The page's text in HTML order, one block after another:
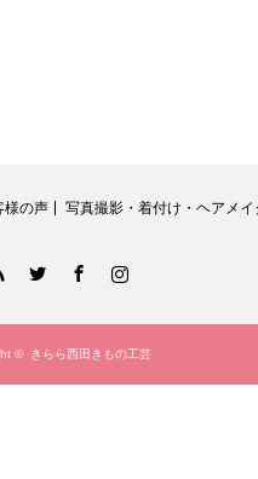
様の声 写真撮影・着付け・ヘアメイ
© きらら西田きもの工芸